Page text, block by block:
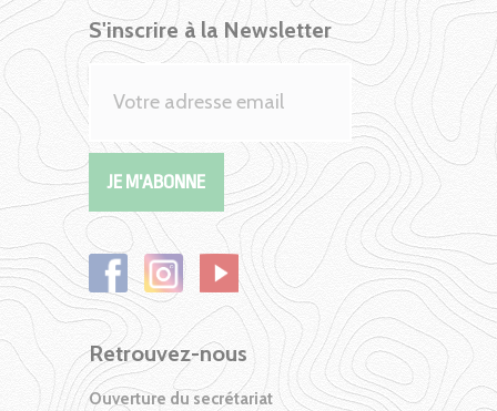
S'inscrire à la Newsletter
Retrouvez-nous
Ouverture du secrétariat